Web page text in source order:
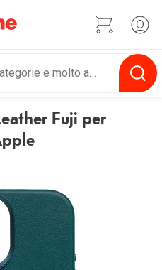
Fuji per